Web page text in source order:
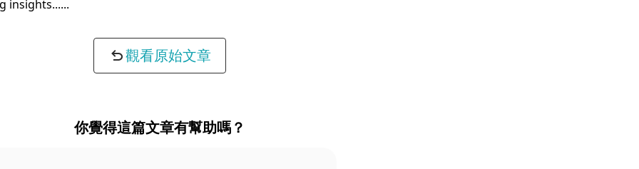
insights...
觀看原始文章
你覺得這篇文章有幫助嗎？